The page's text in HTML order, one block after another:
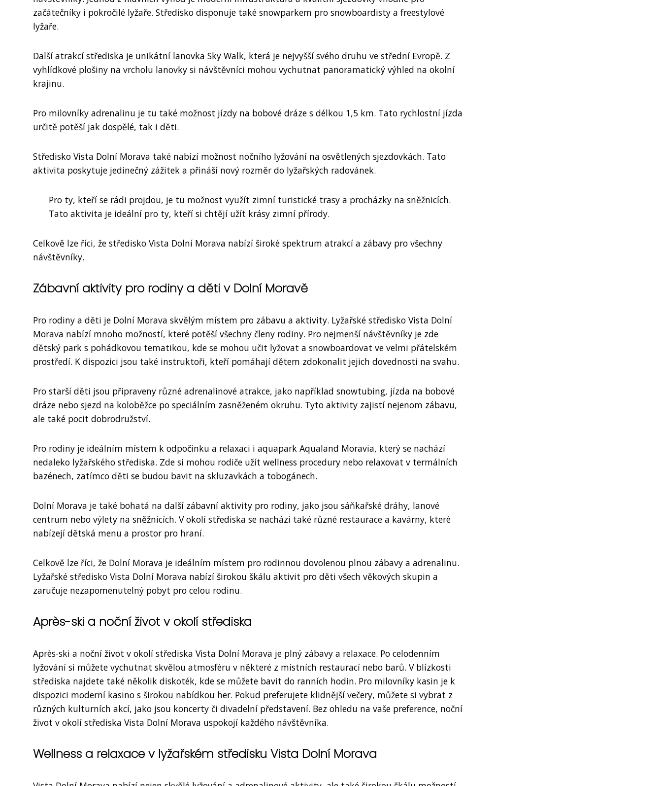
začátečníky i pokročilé lyžaře. Středisko disponuje také snowparkem pro snowboardisty a freestylové
lyžaře.
Další atrakcí střediska je unikátní lanovka Sky Walk, která je nejvyšší svého druhu ve střední Evropě. Z
vyhlídkové plošiny na vrcholu lanovky si návštěvníci mohou vychutnat panoramatický výhled na okolní
krajinu.
Pro milovníky adrenalinu je tu také možnost jízdy na bobové dráze s délkou 1,5 km. Tato rychlostní jízda
určitě potěší jak dospělé, tak i děti.
Středisko Vista Dolní Morava také nabízí možnost nočního lyžování na osvětlených sjezdovkách. Tato
aktivita poskytuje jedinečný zážitek a přináší nový rozměr do lyžařských radovánek.
Pro ty, kteří se rádi projdou, je tu možnost využít zimní turistické trasy a procházky na sněžnicích.
Tato aktivita je ideální pro ty, kteří si chtějí užít krásy zimní přírody.
Celkově lze říci, že středisko Vista Dolní Morava nabízí široké spektrum atrakcí a zábavy pro všechny
návštěvníky.
Zábavní aktivity pro rodiny a děti v Dolní Moravě
Pro rodiny a děti je Dolní Morava skvělým místem pro zábavu a aktivity. Lyžařské středisko Vista Dolní
Morava nabízí mnoho možností, které potěší všechny členy rodiny. Pro nejmenší návštěvníky je zde
dětský park s pohádkovou tematikou, kde se mohou učit lyžovat a snowboardovat ve velmi přátelském
prostředí. K dispozici jsou také instruktoři, kteří pomáhají dětem zdokonalit jejich dovednosti na svahu.
Pro starší děti jsou připraveny různé adrenalinové atrakce, jako například snowtubing, jízda na bobové
dráze nebo sjezd na koloběžce po speciálním zasněženém okruhu. Tyto aktivity zajistí nejenom zábavu,
ale také pocit dobrodružství.
Pro rodiny je ideálním místem k odpočinku a relaxaci i aquapark Aqualand Moravia, který se nachází
nedaleko lyžařského střediska. Zde si mohou rodiče užít wellness procedury nebo relaxovat v termálních
bazénech, zatímco děti se budou bavit na skluzavkách a tobogánech.
Dolní Morava je také bohatá na další zábavní aktivity pro rodiny, jako jsou sáňkařské dráhy, lanové
centrum nebo výlety na sněžnicích. V okolí střediska se nachází také různé restaurace a kavárny, které
nabízejí dětská menu a prostor pro hraní.
Celkově lze říci, že Dolní Morava je ideálním místem pro rodinnou dovolenou plnou zábavy a adrenalinu.
Lyžařské středisko Vista Dolní Morava nabízí širokou škálu aktivit pro děti všech věkových skupin a
zaručuje nezapomenutelný pobyt pro celou rodinu.
Après-ski a noční život v okolí střediska
Après-ski a noční život v okolí střediska Vista Dolní Morava je plný zábavy a relaxace. Po celodenním
lyžování si můžete vychutnat skvělou atmosféru v některé z místních restaurací nebo barů. V blízkosti
střediska najdete také několik diskoték, kde se můžete bavit do ranních hodin. Pro milovníky kasin je k
dispozici moderní kasino s širokou nabídkou her. Pokud preferujete klidnější večery, můžete si vybrat z
různých kulturních akcí, jako jsou koncerty či divadelní představení. Bez ohledu na vaše preference, noční
život v okolí střediska Vista Dolní Morava uspokojí každého návštěvníka.
Wellness a relaxace v lyžařském středisku Vista Dolní Morava